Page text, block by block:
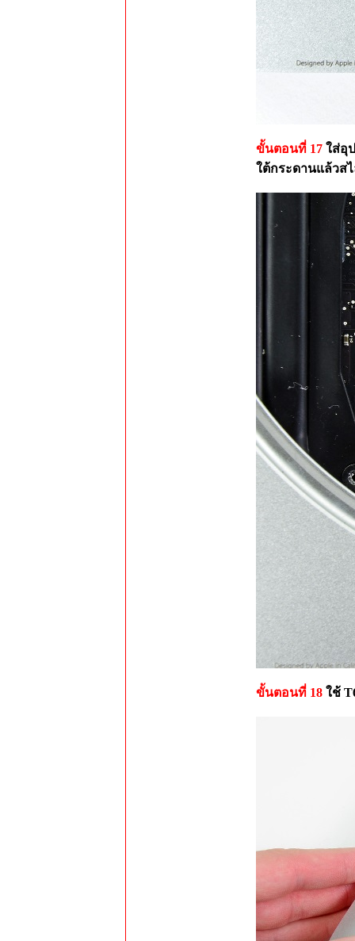
ขั้นตอนที่ 17 ใส่อุ
ใต้กระดานแล้วส
ขั้นตอนที่ 18 ใช้